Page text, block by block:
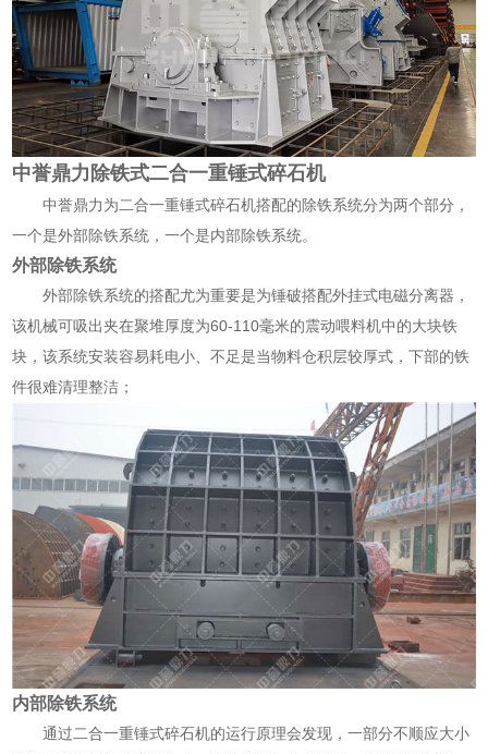
中誉鼎力除铁式二合一重锤式碎石机
中誉鼎力为二合一重锤式碎石机搭配的除铁系统分为两个部分，
一个是外部除铁系统，一个是内部除铁系统。
外部除铁系统
外部除铁系统的搭配尤为重要是为锤破搭配外挂式电磁分离器，
该机械可吸出夹在聚堆厚度为60-110毫米的震动喂料机中的大块铁
块，该系统安装容易耗电小、不足是当物料仓积层较厚式，下部的铁
件很难清理整洁；
内部除铁系统
通过二合一重锤式碎石机的运行原理会发现，一部分不顺应大小